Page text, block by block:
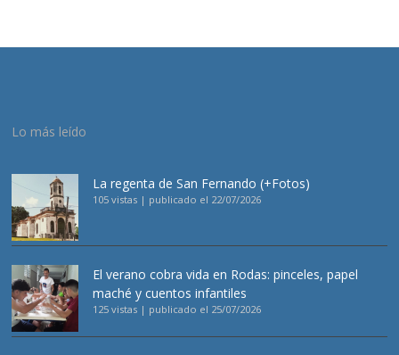
Lo más leído
La regenta de San Fernando (+Fotos)
105 vistas | publicado el 22/07/2026
El verano cobra vida en Rodas: pinceles, papel
maché y cuentos infantiles
125 vistas | publicado el 25/07/2026